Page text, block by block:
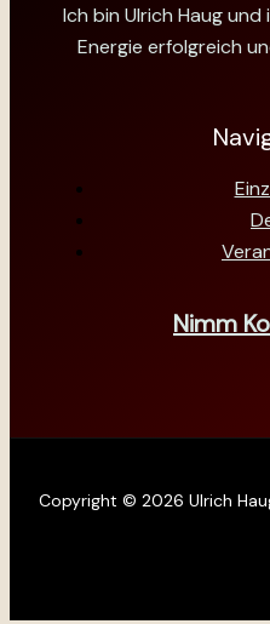
Ich bin Ulrich Haug
Energie erfolgreich
Nimm
Copyright © 2026 Ulrich